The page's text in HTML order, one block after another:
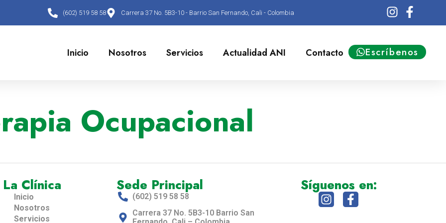
(602) 519 58 58 Carrera 37 No. 5B3-10 - Barrio San Fernando, Cali - Colombia
Inicio Nosotros Servicios Actualidad ANI Contacto Escríbenos
Ocupacional
La Clínica
Inicio
Nosotros
Servicios
Sede Principal
(602) 519 58 58
Carrera 37 No. 5B3-10 Barrio San
Síguenos en: